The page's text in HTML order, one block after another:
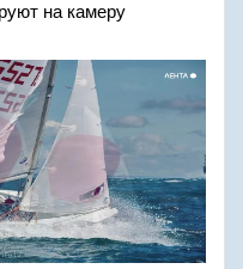
на камеру